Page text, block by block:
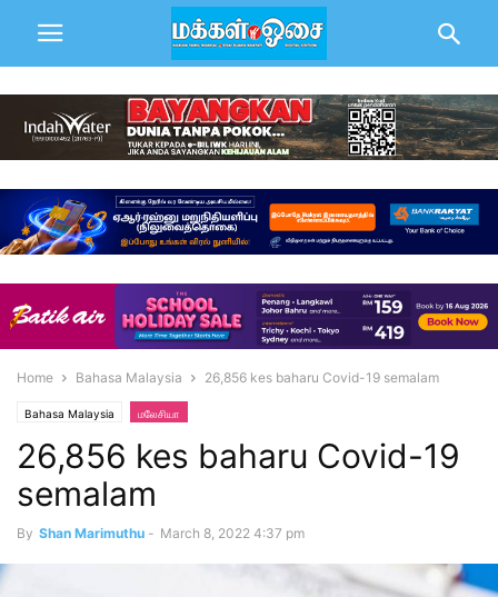
Home Bahasa Malaysia 26,856 kes baharu Covid-19 semalam
Bahasa Malaysia மலேசியா
26,856 kes baharu Covid-19
semalam
By Shan Marimuthu - March 8, 2022 4:37 pm